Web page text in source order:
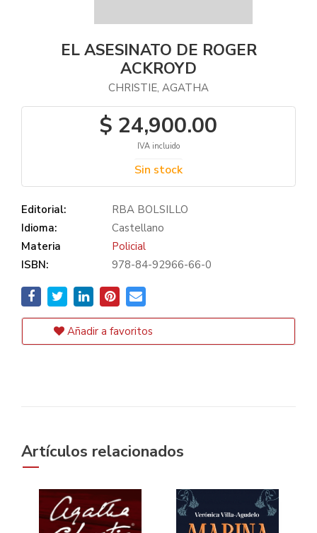
EL ASESINATO DE ROGER
ACKROYD
CHRISTIE, AGATHA
$ 24,900.00
IVA incluido
Sin stock
Editorial:
RBA BOLSILLO
Idioma:
Castellano
Materia
Policial
ISBN:
978-84-92966-66-0
Añadir a favoritos
Artículos relacionados